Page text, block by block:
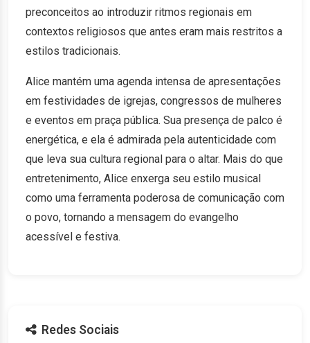
preconceitos ao introduzir ritmos regionais em
contextos religiosos que antes eram mais restritos a
estilos tradicionais.
Alice mantém uma agenda intensa de apresentações
em festividades de igrejas, congressos de mulheres
e eventos em praça pública. Sua presença de palco é
energética, e ela é admirada pela autenticidade com
que leva sua cultura regional para o altar. Mais do que
entretenimento, Alice enxerga seu estilo musical
como uma ferramenta poderosa de comunicação com
o povo, tornando a mensagem do evangelho
acessível e festiva.
Redes Sociais